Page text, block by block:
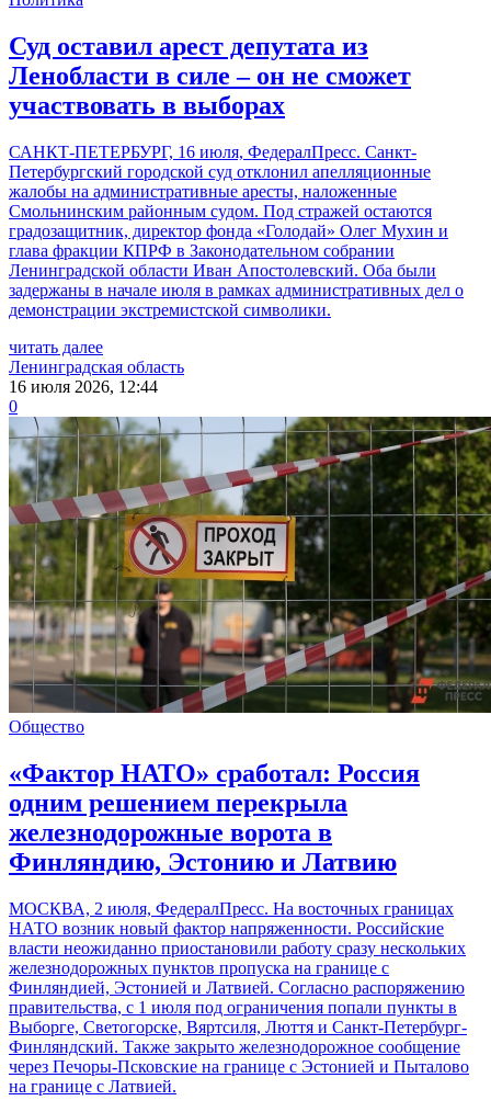
Суд оставил арест депутата из
Ленобласти в силе – он не сможет
участвовать в выборах
САНКТ-ПЕТЕРБУРГ, 16 июля, ФедералПресс. Санкт-
Петербургский городской суд отклонил апелляционные
жалобы на административные аресты, наложенные
Смольнинским районным судом. Под стражей остаются
градозащитник, директор фонда «Голодай» Олег Мухин и
глава фракции КПРФ в Законодательном собрании
Ленинградской области Иван Апостолевский. Оба были
задержаны в начале июля в рамках административных дел о
демонстрации экстремистской символики.
читать далее
Ленинградская область
16 июля 2026, 12:44
0
Общество
«Фактор НАТО» сработал: Россия
одним решением перекрыла
железнодорожные ворота в
Финляндию, Эстонию и Латвию
МОСКВА, 2 июля, ФедералПресс. На восточных границах
НАТО возник новый фактор напряженности. Российские
власти неожиданно приостановили работу сразу нескольких
железнодорожных пунктов пропуска на границе с
Финляндией, Эстонией и Латвией. Согласно распоряжению
правительства, с 1 июля под ограничения попали пункты в
Выборге, Светогорске, Вяртсиля, Люття и Санкт-Петербург-
Финляндский. Также закрыто железнодорожное сообщение
через Печоры-Псковские на границе с Эстонией и Пыталово
на границе с Латвией.